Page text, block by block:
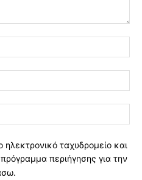
ταχυδρομείο και
περιήγησης για την